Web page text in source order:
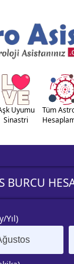
Uyumu
Sinastri
Tüm
BURCU
Yıl)